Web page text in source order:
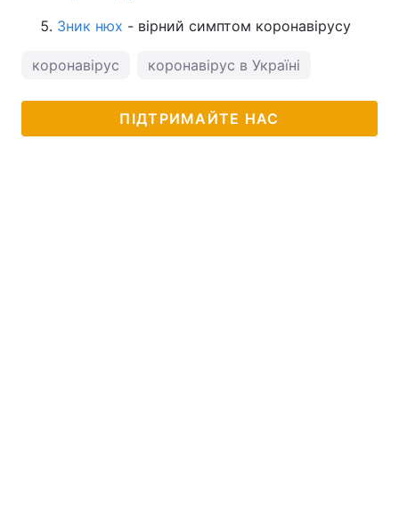
Зник нюх - вірний симптом коронавірусу
коронавірус коронавірус в Україні
ПІДТРИМАЙТЕ НАС